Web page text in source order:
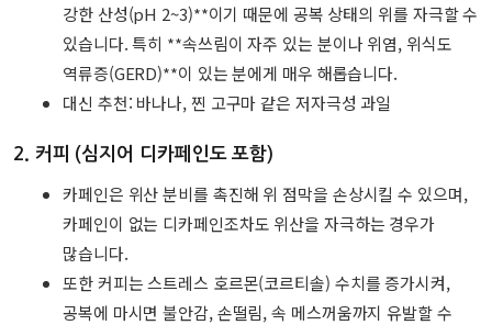
강한 산성(pH 2~3)**이기 때문에 공복 상태의 위를 자극할 수
있습니다. 특히 **속쓰림이 자주 있는 분이나 위염, 위식도
역류증(GERD)**이 있는 분에게 매우 해롭습니다.
대신 추천: 바나나, 찐 고구마 같은 저자극성 과일
2. 커피 (심지어 디카페인도 포함)
카페인은 위산 분비를 촉진해 위 점막을 손상시킬 수 있으며,
카페인이 없는 디카페인조차도 위산을 자극하는 경우가
많습니다.
또한 커피는 스트레스 호르몬(코르티솔) 수치를 증가시켜,
공복에 마시면 불안감, 손떨림, 속 메스꺼움까지 유발할 수